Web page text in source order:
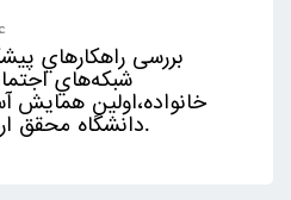
بررسی راهکارهاي
شبکه‌هاي
خانواده،اولین همایش
دانشگاه محقق اردبیلی، 9 دی 1399.